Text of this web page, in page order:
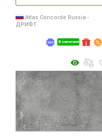
В наличии
Atlas Concorde Russia -
ДРИФТ